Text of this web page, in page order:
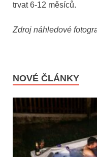
trvat 6-12 měsíců.
Zdroj náhledové
NOVÉ ČLÁNKY